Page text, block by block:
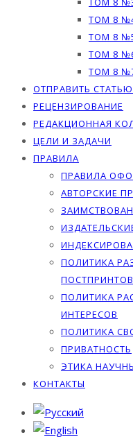
ТОМ 8
ТОМ 8
ТОМ 8
ТОМ 8
ОТПРАВИТЬ СТАТЬЮ
РЕЦЕНЗИРОВАНИЕ
РЕДАКЦИОННАЯ
ЦЕЛИ И ЗАДАЧИ
ПРАВИЛА
ПРАВИЛА
АВТОРСКИЕ
ПОЛИТИКА
ПОСТПРИНТОВ
ПОЛИТИКА
ИНТЕРЕСОВ
ПОЛИТИКА
ПРИВАТНОСТЬ
ЭТИКА
КОНТАКТЫ